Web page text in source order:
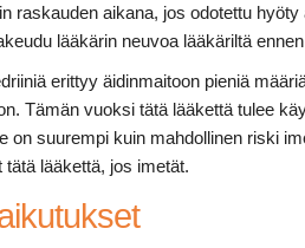
raskauden aikana, jos odotettu
lääkärin neuvoa lääkäriltä
erittyy äidinmaitoon pieniä
Tämän vuoksi tätä lääkettä tulee
on suurempi kuin mahdollinen riski
tätä lääkettä, jos imetät.